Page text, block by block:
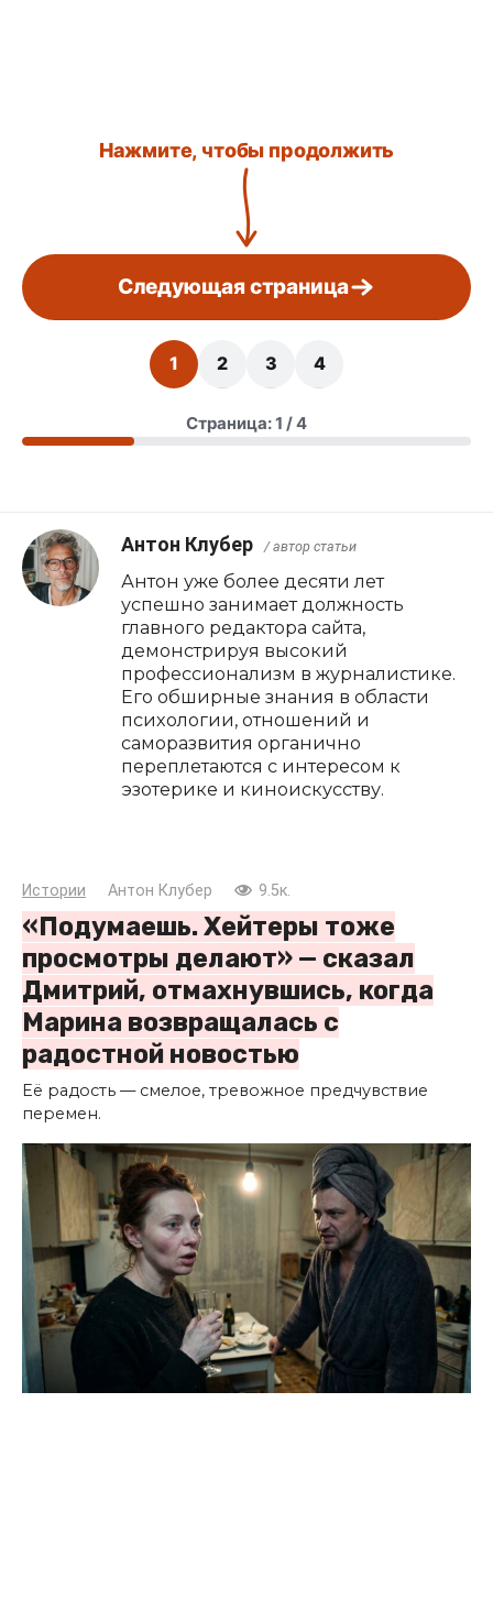
Нажмите, чтобы продолжить
Следующая страница
1 2 3 4
Страница: 1 / 4
Антон Клубер / автор статьи
Антон уже более десяти лет
успешно занимает должность
главного редактора сайта,
демонстрируя высокий
профессионализм в журналистике.
Его обширные знания в области
психологии, отношений и
саморазвития органично
переплетаются с интересом к
эзотерике и киноискусству.
Истории Антон Клубер 9.5к.
«Подумаешь. Хейтеры тоже
просмотры делают» — сказал
Дмитрий, отмахнувшись, когда
Марина возвращалась с
радостной новостью
Её радость — смелое, тревожное предчувствие
перемен.